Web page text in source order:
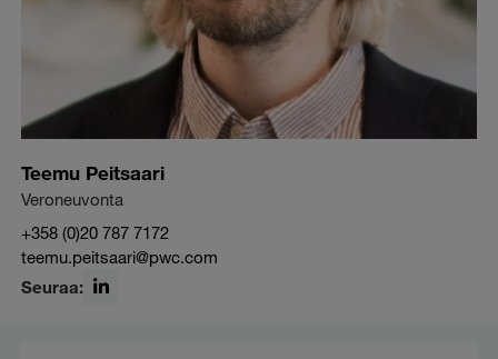
Teemu Peitsaari
Veroneuvonta
+358 (0)20 787 7172
teemu.peitsaari@pwc.com
Seuraa: